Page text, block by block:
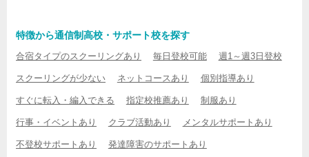
特徴から通信制高校・サポート校を探す
合宿タイプのスクーリングあり 毎日登校可能 週1～週3日登校
スクーリングが少ない ネットコースあり 個別指導あり
すぐに転入・編入できる 指定校推薦あり 制服あり
行事・イベントあり クラブ活動あり メンタルサポートあり
不登校サポートあり 発達障害のサポートあり